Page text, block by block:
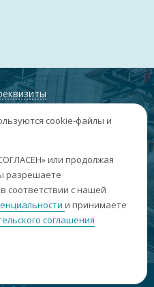
158А, Н1/204
17:00
cookie-файлы и
или продолжая
разрешаете
соответствии с нашей
и принимаете
соглашения